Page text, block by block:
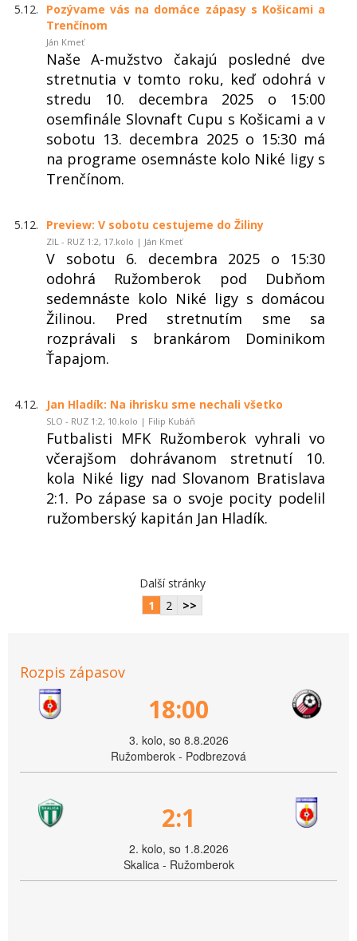
5.12.
Pozývame vás na domáce zápasy s Košicami a
Trenčínom
Ján Kmeť
Naše A-mužstvo čakajú posledné dve
stretnutia v tomto roku, keď odohrá v
stredu 10. decembra 2025 o 15:00
osemfinále Slovnaft Cupu s Košicami a v
sobotu 13. decembra 2025 o 15:30 má
na programe osemnáste kolo Niké ligy s
Trenčínom.
5.12. Preview: V sobotu cestujeme do Žiliny
ZIL - RUZ 1:2, 17.kolo | Ján Kmeť
V sobotu 6. decembra 2025 o 15:30
odohrá Ružomberok pod Dubňom
sedemnáste kolo Niké ligy s domácou
Žilinou. Pred stretnutím sme sa
rozprávali s brankárom Dominikom
Ťapajom.
4.12. Jan Hladík: Na ihrisku sme nechali všetko
SLO - RUZ 1:2, 10.kolo | Filip Kubáň
Futbalisti MFK Ružomberok vyhrali vo
včerajšom dohrávanom stretnutí 10.
kola Niké ligy nad Slovanom Bratislava
2:1. Po zápase sa o svoje pocity podelil
ružomberský kapitán Jan Hladík.
Další stránky
1
2 >>
Rozpis zápasov
18:00
3. kolo, so 8.8.2026
Ružomberok - Podbrezová
2:1
2. kolo, so 1.8.2026
Skalica - Ružomberok